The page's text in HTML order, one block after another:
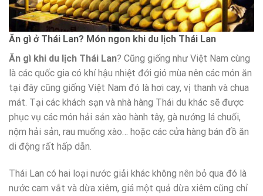
Ăn gì ở Thái Lan? Món ngon khi du lịch Thái Lan
Ăn gì khi du lịch Thái Lan? Cũng giống như Việt Nam cùng
là các quốc gia có khí hậu nhiệt đới gió mùa nên các món ăn
tại đây cũng giống Việt Nam đó là hơi cay, vị thanh và chua
mát. Tại các khách sạn và nhà hàng Thái du khác sẽ được
phục vụ các món hải sản xào hành tây, gà nướng lá chuối,
nộm hải sản, rau muống xào… hoặc các cửa hàng bán đồ ăn
di động rất hấp dẫn.
Thái Lan có hai loại nước giải khác không nên bỏ qua đó là
nước cam vắt và dừa xiêm, giá một quả dừa xiêm cũng chỉ